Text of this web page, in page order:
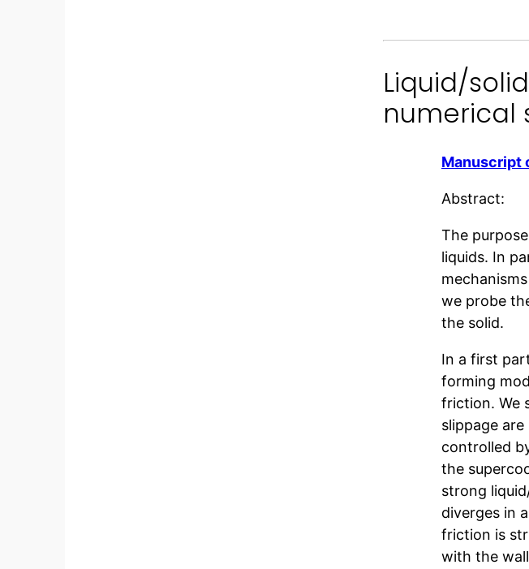
Liquid/
numerical
Manuscript
Abstract:
The
liquids. In
we probe
the solid.
In a first
forming
friction. We
slippage
controlled
the
strong
diverges in
friction is
with the